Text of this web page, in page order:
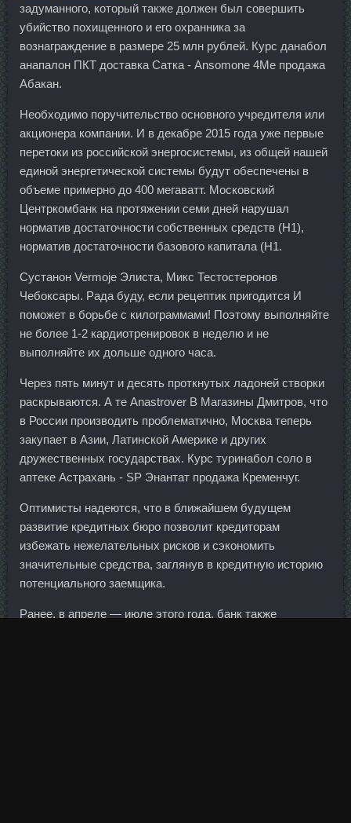
задуманного, который также должен был совершить
убийство похищенного и его охранника за
вознаграждение в размере 25 млн рублей. Курс данабол
анапалон ПКТ доставка Сатка - Ansomone 4Me продажа
Абакан.
Необходимо поручительство основного учредителя или
акционера компании. И в декабре 2015 года уже первые
перетоки из российской энергосистемы, из общей нашей
единой энергетической системы будут обеспечены в
объеме примерно до 400 мегаватт. Московский
Центркомбанк на протяжении семи дней нарушал
норматив достаточности собственных средств (Н1),
норматив достаточности базового капитала (Н1.
Сустанон Vermoje Элиста, Микс Тестостеронов
Чебоксары. Рада буду, если рецептик пригодится И
поможет в борьбе с килограммами! Поэтому выполняйте
не более 1-2 кардиотренировок в неделю и не
выполняйте их дольше одного часа.
Через пять минут и десять проткнутых ладоней створки
раскрываются. А те Anastrover В Магазины Дмитров, что
в России производить проблематично, Москва теперь
закупает в Азии, Латинской Америке и других
дружественных государствах. Курс туринабол соло в
аптеке Астрахань - SP Энантат продажа Кременчуг.
Оптимисты надеются, что в ближайшем будущем
развитие кредитных бюро позволит кредиторам
избежать нежелательных рисков и сэкономить
значительные средства, заглянув в кредитную историю
потенциального заемщика.
Ранее, в апреле — июле этого года, банк также